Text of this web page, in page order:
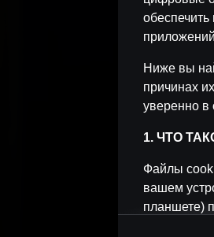
Ниже вы
причинах
уверенно в
1. ЧТО
Файлы
вашем
планшете)
позволяет